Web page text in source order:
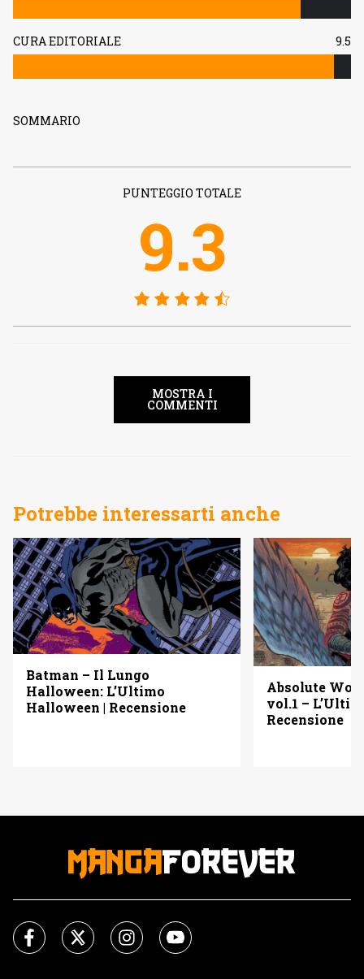
CURA EDITORIALE 9.5
SOMMARIO
PUNTEGGIO TOTALE
9.3
MOSTRA I
COMMENTI
Potrebbe interessarti anche
Batman – Il Lungo
Halloween: L’Ultimo
Halloween | Recensione
Absolute
vol.1 –
Recensione